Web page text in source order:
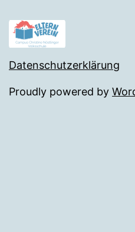
Datenschutzerklärung
Proudly powered by